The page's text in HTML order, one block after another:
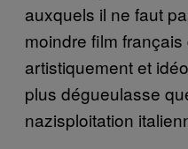
auxquels il ne faut
moindre film
artistiquement et
plus dégueulasse
nazisploitation